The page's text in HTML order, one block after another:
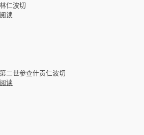
林仁波切
阅读
第二世参查什贡仁波切
阅读